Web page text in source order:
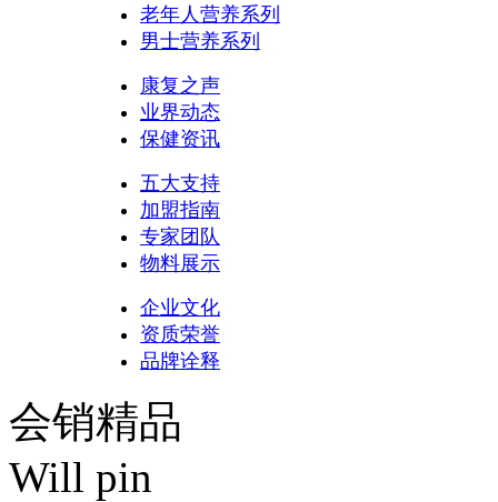
老年人营养系列
男士营养系列
康复之声
业界动态
保健资讯
五大支持
加盟指南
专家团队
物料展示
企业文化
资质荣誉
品牌诠释
会销精品
Will pin